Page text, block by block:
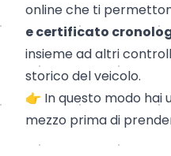
online che ti
e certificato
insieme ad altri
storico del veicolo.
👉 In questo modo hai
mezzo prima di